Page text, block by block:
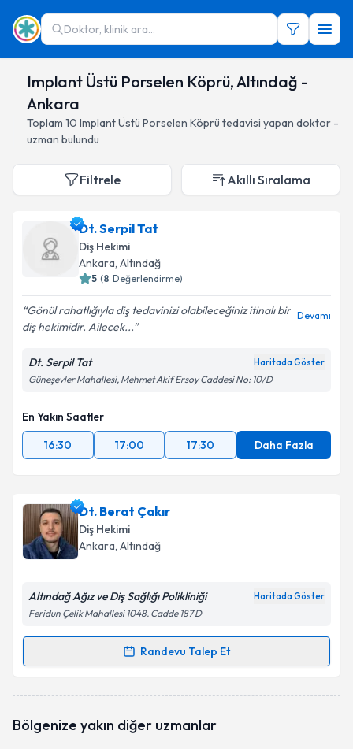
Doktor, klinik ara...
Implant Üstü Porselen Köprü, Altındağ -
Ankara
Toplam 10 Implant Üstü Porselen Köprü tedavisi yapan doktor -
uzman bulundu
Filtrele Akıllı Sıralama
Dt. Serpil Tat
Diş Hekimi
Ankara, Altındağ
5 (8 Değerlendirme)
Gönül rahatlığıyla diş tedavinizi olabileceğiniz itinalı bir
diş hekimidir. Ailecek...
Devamı
Dt. Serpil Tat Haritada Göster
Güneşevler Mahallesi, Mehmet Akif Ersoy Caddesi No: 10/D
En Yakın Saatler
16:30
17:00 17:30 Daha Fazla
Dt. Berat Çakır
Diş Hekimi
Ankara, Altındağ
Altındağ Ağız ve Diş Sağlığı Polikliniği Haritada Göster
Feridun Çelik Mahallesi 1048. Cadde 187 D
Randevu Talep Et
Randevu Takvimi Talebi
Size bu uzmandan randevu almanız için bir takvim
Bölgenize yakın diğer uzmanlar